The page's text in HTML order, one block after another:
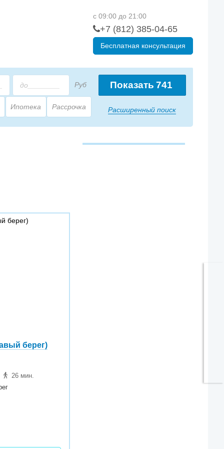
с 09:00 до 21:00
+7 (812) 385-04-65
Бесплатная консультация
Показать 741
Расширенный поиск
Руб
Ипотека Рассрочка
берег)
26 мин.